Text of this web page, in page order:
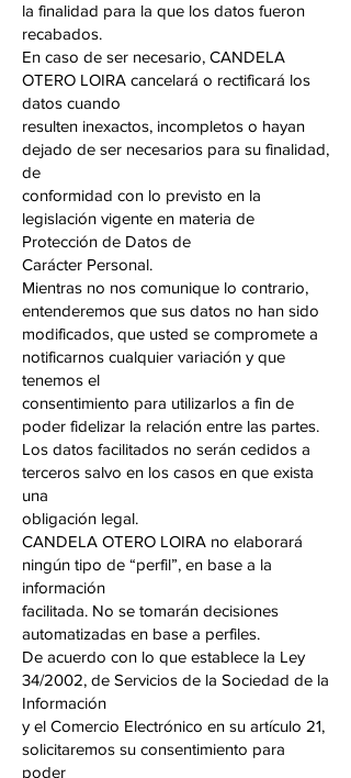
la finalidad para la que los datos fueron
recabados.
En caso de ser necesario, CANDELA
OTERO LOIRA cancelará o rectificará los
datos cuando
resulten inexactos, incompletos o hayan
dejado de ser necesarios para su finalidad,
de
conformidad con lo previsto en la
legislación vigente en materia de
Protección de Datos de
Carácter Personal.
Mientras no nos comunique lo contrario,
entenderemos que sus datos no han sido
modificados, que usted se compromete a
notificarnos cualquier variación y que
tenemos el
consentimiento para utilizarlos a fin de
poder fidelizar la relación entre las partes.
Los datos facilitados no serán cedidos a
terceros salvo en los casos en que exista
una
obligación legal.
CANDELA OTERO LOIRA no elaborará
ningún tipo de “perfil”, en base a la
información
facilitada. No se tomarán decisiones
automatizadas en base a perfiles.
De acuerdo con lo que establece la Ley
34/2002, de Servicios de la Sociedad de la
Información
y el Comercio Electrónico en su artículo 21,
solicitaremos su consentimiento para
poder